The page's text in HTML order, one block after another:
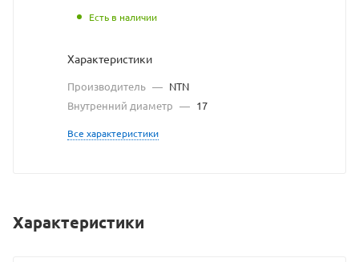
владельца
Есть в наличии
Характеристики
Производитель — NTN
Внутренний диаметр — 17
Все характеристики
Характеристики